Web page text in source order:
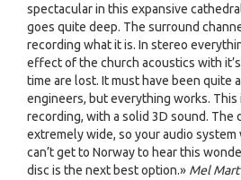
spectacular in this expansive
goes quite deep. The surround
recording what it is. In stereo
effect of the church acoustics with
time are lost. It must have been quite
engineers, but everything works. This
recording, with a solid 3D sound. The
extremely wide, so your audio
can’t get to Norway to hear this
disc is the next best option.» Mel